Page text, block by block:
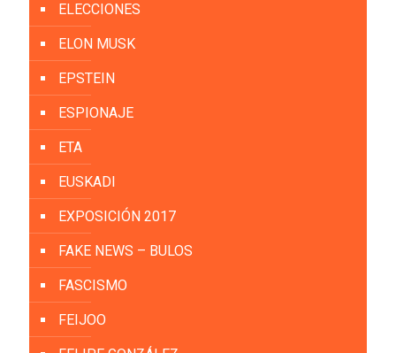
ELECCIONES
ELON MUSK
EPSTEIN
ESPIONAJE
ETA
EUSKADI
EXPOSICIÓN 2017
FAKE NEWS – BULOS
FASCISMO
FEIJOO